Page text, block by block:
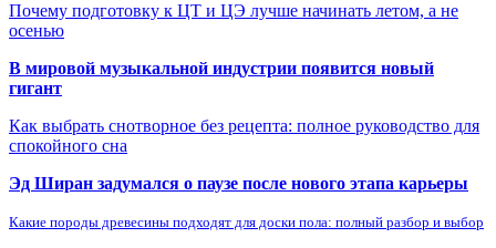
Почему подготовку к ЦТ и ЦЭ лучше начинать летом, а не
осенью
В мировой музыкальной индустрии появится новый
гигант
Как выбрать снотворное без рецепта: полное руководство для
спокойного сна
Эд Ширан задумался о паузе после нового этапа карьеры
Какие породы древесины подходят для доски пола: полный разбор и выбор